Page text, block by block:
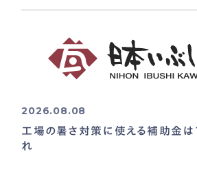
2026.08.08
工場の暑さ対策に使える補助金は
れ